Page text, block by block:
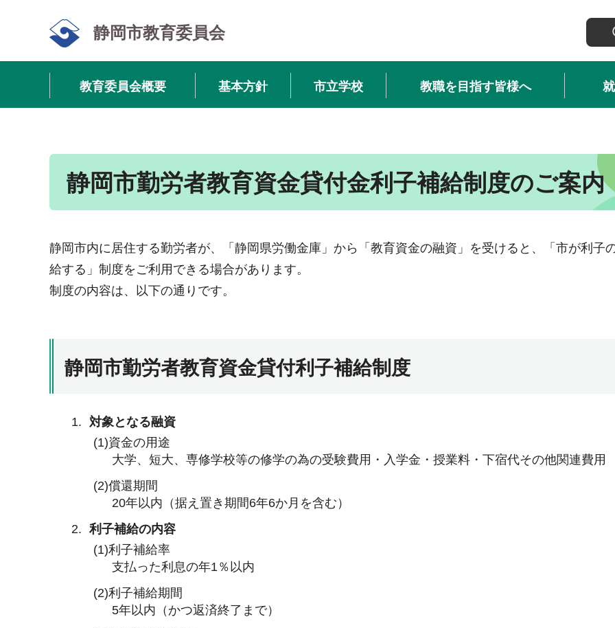
静岡市教育委員会
教育委員会概要 基本方針 市立学校 教職を目指す皆様へ
静岡市勤労者教育資金貸付金利子補給制度のご案内
静岡市内に居住する勤労者が、「静岡県労働金庫」から「教育資金の融資」を受けると、「市が利子
給する」制度をご利用できる場合があります。
制度の内容は、以下の通りです。
静岡市勤労者教育資金貸付利子補給制度
対象となる融資
(1)資金の用途
大学、短大、専修学校等の修学の為の受験費用・入学金・授業料・下宿代その他関連費用
(2)償還期間
20年以内（据え置き期間6年6か月を含む）
利子補給の内容
(1)利子補給率
支払った利息の年1％以内
(2)利子補給期間
5年以内（かつ返済終了まで）